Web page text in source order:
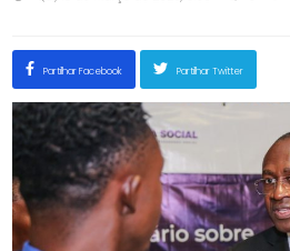
Partilhar Facebook Partilhar Twitter